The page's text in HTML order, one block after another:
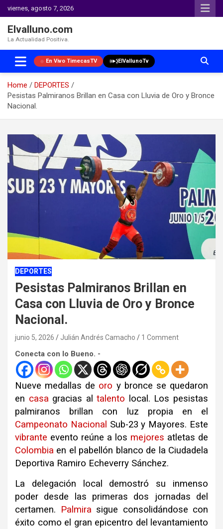
viernes, agosto 7, 2026
Elvalluno.com
La Actualidad Positiva.
En Vivo TimecasTV ElVallunoTv
Home
DEPORTES
Pesistas Palmiranos Brillan en Casa con Lluvia de Oro y Bronce
Nacional.
content
DEPORTES
Pesistas Palmiranos Brillan en
Casa con Lluvia de Oro y Bronce
Nacional.
junio 5, 2026 Julián Andrés Camacho 1 Comment
Conecta con lo Bueno. -
Nueve medallas de oro y bronce se quedaron
en casa gracias altalento local. Los pesistas
palmiranos brillan con luz propia en el
Campeonato Nacional Sub-23 y Mayores. Este
vibrante evento reúne a los mejores atletas de
Colombia en el pabellón blanco de la Ciudadela
Deportiva Ramiro Echeverry Sánchez.
La delegación local demostró su inmenso
poder desde las primeras dos jornadas del
certamen. Palmira sigue consolidándose con
éxito como el gran epicentro del levantamiento